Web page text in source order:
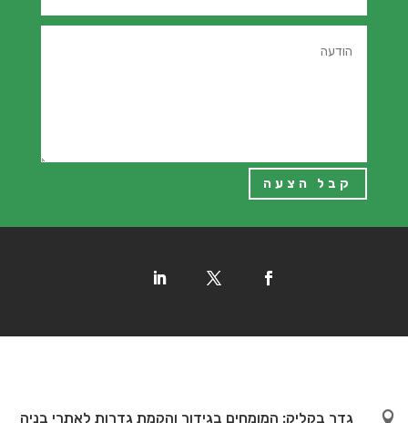
קבל הצעה
 גדר בקליק: המומחים בגידור והקמת גדרות לאתרי בניה